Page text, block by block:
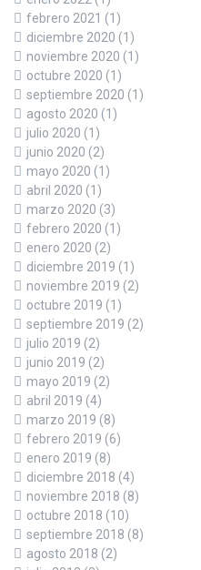
febrero 2021 (1)
diciembre 2020 (1)
noviembre 2020 (1)
octubre 2020 (1)
septiembre 2020 (1)
agosto 2020 (1)
julio 2020 (1)
junio 2020 (2)
mayo 2020 (1)
abril 2020 (1)
marzo 2020 (3)
febrero 2020 (1)
enero 2020 (2)
diciembre 2019 (1)
noviembre 2019 (2)
octubre 2019 (1)
septiembre 2019 (2)
julio 2019 (2)
junio 2019 (2)
mayo 2019 (2)
abril 2019 (4)
marzo 2019 (8)
febrero 2019 (6)
enero 2019 (8)
diciembre 2018 (4)
noviembre 2018 (8)
octubre 2018 (10)
septiembre 2018 (8)
agosto 2018 (2)